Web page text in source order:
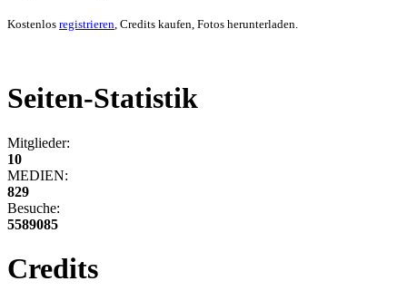
Kostenlos registrieren , Credits kaufen, Fotos herunterladen.
Seiten-Statistik
Mitglieder:
10
MEDIEN:
829
Besuche:
5589085
Credits